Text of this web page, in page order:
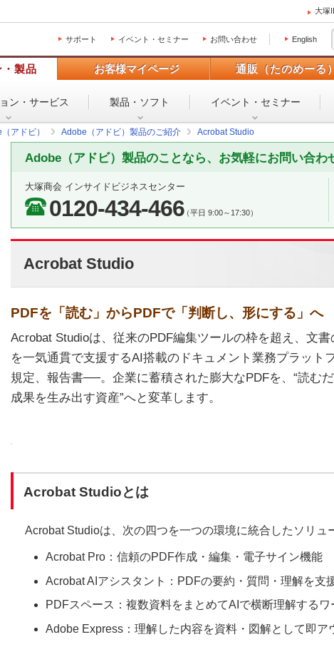
大塚
サポート イベント・セミナー お問い合わせ English
・製品 お客様マイページ 通販（たのめーる）
ン・ サービス 製品・ソフト イベント・ セミナー
アドビ） Adobe（アドビ）製品のご紹介 Acrobat Studio
Adobe（アドビ）製品のことなら、お気軽にお問い合わ
大塚商会 インサイドビジネスセンター
0120-434-466（平日 9:00～17:30）
Acrobat Studio
PDFを「読む」からPDFで「判断し、形にする」へ
Acrobat Studioは、従来のPDF編集ツールの枠を超え、文
を一気通貫で支援するAI搭載のドキュメント業務プラット
規定、報告書──。企業に蓄積された膨大なPDFを、“読む
成果を生み出す資産”へと変革します。
Acrobat Studioとは
Acrobat Studioは、次の四つを一つの環境に統合したソリュ
Acrobat Pro：信頼のPDF作成・編集・電子サイン機能
Acrobat AIアシスタント：PDFの要約・質問・理解を支
PDFスペース：複数資料をまとめてAIで横断理解するワ
Adobe Express：理解した内容を資料・図解として即ア